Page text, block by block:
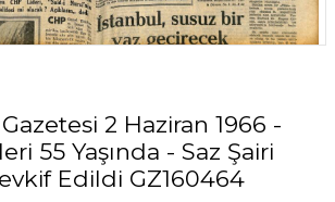
2 Haziran 1966 -
55 Yaşında - Saz Şairi
Edildi GZ160464